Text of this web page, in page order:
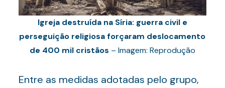
Igreja destruída na Síria: guerra civil e
perseguição religiosa forçaram deslocamento
de 400 mil cristãos – Imagem: Reprodução
Entre as medidas adotadas pelo grupo,